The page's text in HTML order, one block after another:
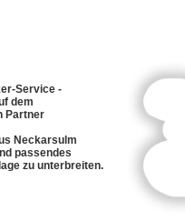
Service -
dem
Partner
Neckarsulm
passendes
zu unterbreiten.